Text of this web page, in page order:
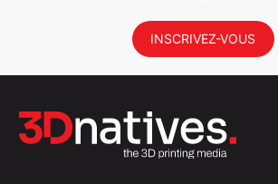
INSCRIVEZ-VOUS